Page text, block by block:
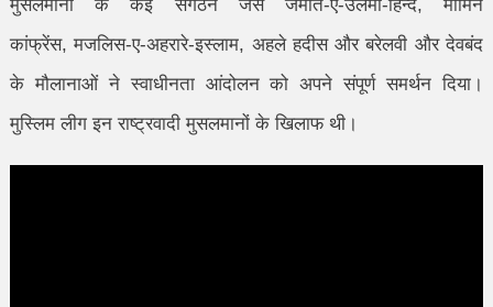
कांफ्रेंस, मजलिस-ए-अहरारे-इस्लाम, अहले हदीस और बरेलवी और देवबंद
के मौलानाओं ने स्वाधीनता आंदोलन को अपने संपूर्ण समर्थन दिया।
मुस्लिम लीग इन राष्ट्रवादी मुसलमानों के खिलाफ थी।